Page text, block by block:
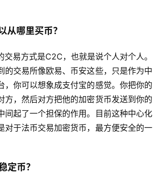
从哪里买币？
交易方式是C2C，也就是说个人对个人。
的交易所像欧易、币安这些，只是作为中
，你可以想象成支付宝的感觉。你把你的
方，然后对方把他的加密货币发送到你的
间起了一个担保的作用。目前这种中心化
对于法币交易加密货币，最方便安全的一
定币？